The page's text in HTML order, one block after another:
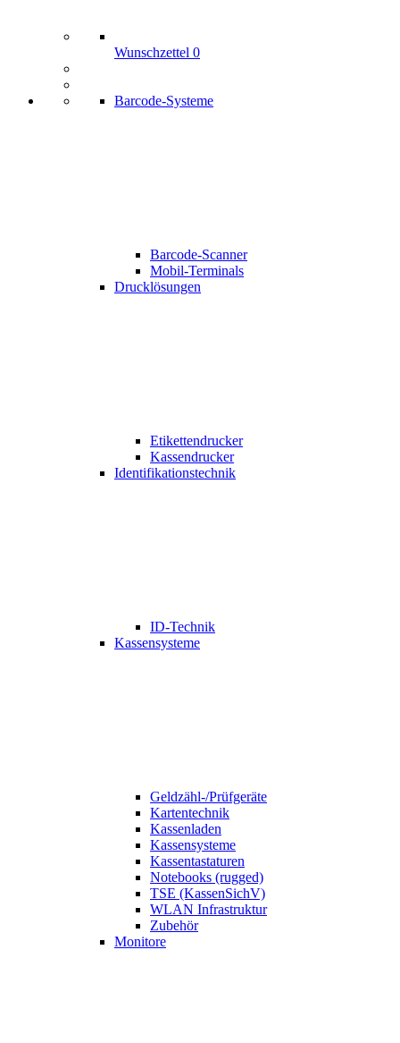
Wunschzettel 0
Barcode-Systeme
Barcode-Scanner
Mobil-Terminals
Drucklösungen
Etikettendrucker
Kassendrucker
Identifikationstechnik
ID-Technik
Kassensysteme
Geldzähl-/Prüfgeräte
Kartentechnik
Kassenladen
Kassensysteme
Kassentastaturen
Notebooks (rugged)
TSE (KassenSichV)
WLAN Infrastruktur
Zubehör
Monitore